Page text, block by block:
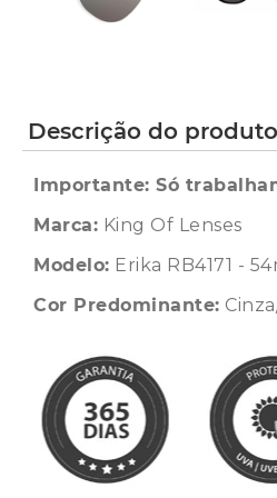
Descrição do produto
Importante: Só
Marca: King Of Lenses
Modelo: Erika RB4171 -
Cor Predominante: